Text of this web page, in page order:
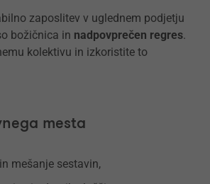
zaposlitev v uglednem podjetju
božičnica in nadpovprečen regres.
kolektivu in izkoristite to
mesta
mešanje sestavin,